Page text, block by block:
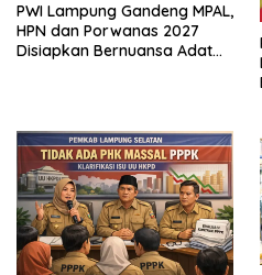
PWI Lampung Gandeng MPAL,
HPN dan Porwanas 2027
Disiapkan Bernuansa Adat